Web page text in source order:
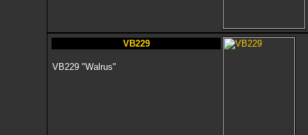
VB229
VB229 "Walrus"